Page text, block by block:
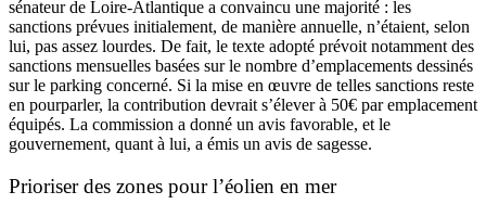
sénateur de Loire-Atlantique a convaincu une majorité : les
sanctions prévues initialement, de manière annuelle, n’étaient, selon
lui, pas assez lourdes. De fait, le texte adopté prévoit notamment des
sanctions mensuelles basées sur le nombre d’emplacements dessinés
sur le parking concerné. Si la mise en œuvre de telles sanctions reste
en pourparler, la contribution devrait s’élever à 50€ par emplacement
équipés. La commission a donné un avis favorable, et le
gouvernement, quant à lui, a émis un avis de sagesse.
Prioriser des zones pour l’éolien en mer